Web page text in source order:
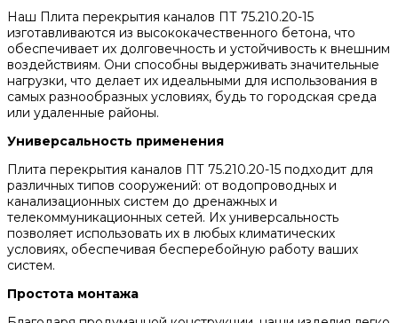
Наш Плита перекрытия каналов ПТ 75.210.20-15
изготавливаются из высококачественного бетона, что
обеспечивает их долговечность и устойчивость к внешним
воздействиям. Они способны выдерживать значительные
нагрузки, что делает их идеальными для использования в
самых разнообразных условиях, будь то городская среда
или удаленные районы.
Универсальность применения
Плита перекрытия каналов ПТ 75.210.20-15 подходит для
различных типов сооружений: от водопроводных и
канализационных систем до дренажных и
телекоммуникационных сетей. Их универсальность
позволяет использовать их в любых климатических
условиях, обеспечивая бесперебойную работу ваших
систем.
Простота монтажа